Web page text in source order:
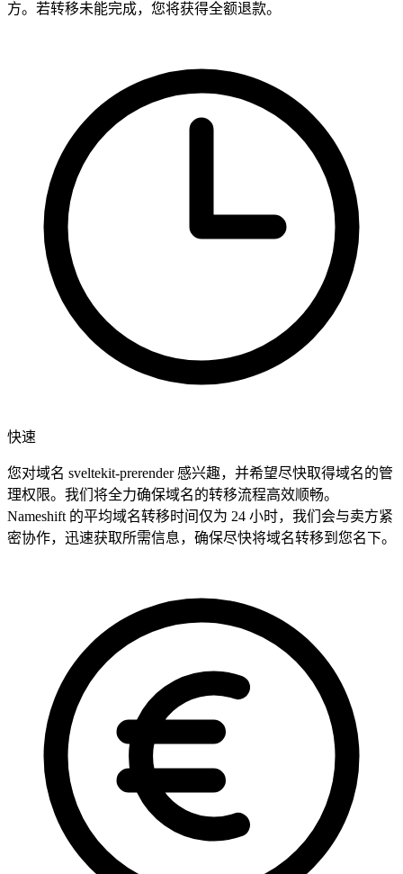
方。若转移未能完成，您将获得全额退款。
快速
您对域名 sveltekit-prerender 感兴趣，并希望尽快取得域名的管
理权限。我们将全力确保域名的转移流程高效顺畅。
Nameshift 的平均域名转移时间仅为 24 小时，我们会与卖方紧
密协作，迅速获取所需信息，确保尽快将域名转移到您名下。